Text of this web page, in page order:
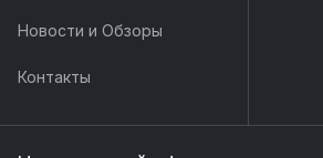
Новости и Обзоры
Контакты